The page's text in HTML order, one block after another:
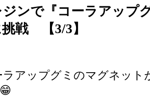
ンで『コーラアップ
挑戦 【3/3】
ラアップグミのマグネット